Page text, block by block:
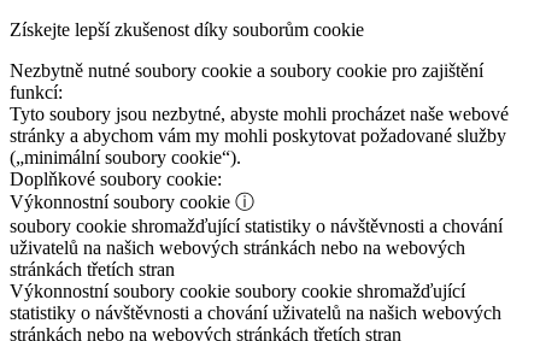
Získejte lepší zkušenost díky souborům cookie
Nezbytně nutné soubory cookie a soubory cookie pro zajištění
funkcí:
Tyto soubory jsou nezbytné, abyste mohli procházet naše webové
stránky a abychom vám my mohli poskytovat požadované služby
(„minimální soubory cookie“).
Doplňkové soubory cookie:
Výkonnostní soubory cookie ⓘ
soubory cookie shromažďující statistiky o návštěvnosti a chování
uživatelů na našich webových stránkách nebo na webových
stránkách třetích stran
Výkonnostní soubory cookie soubory cookie shromažďující
statistiky o návštěvnosti a chování uživatelů na našich webových
stránkách nebo na webových stránkách třetích stran